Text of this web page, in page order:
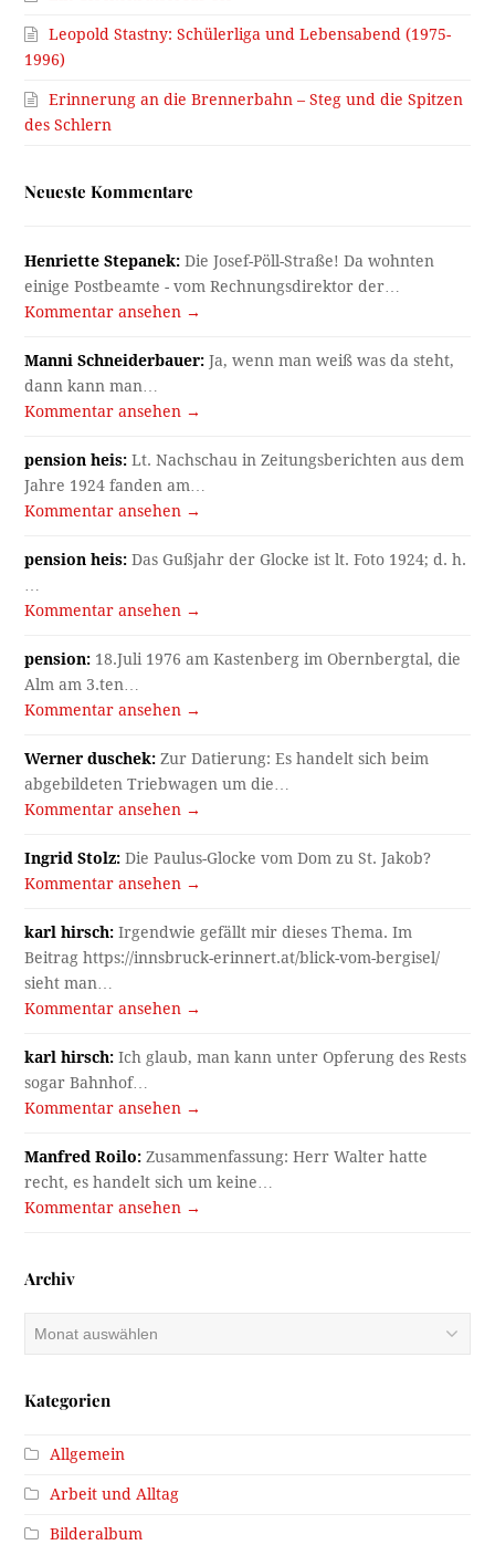
Leopold Stastny: Schülerliga und Lebensabend (1975-
1996)
Erinnerung an die Brennerbahn – Steg und die Spitzen
des Schlern
Neueste Kommentare
Henriette Stepanek: Die Josef-Pöll-Straße! Da wohnten
einige Postbeamte - vom Rechnungsdirektor der…
Kommentar ansehen →
Manni Schneiderbauer: Ja, wenn man weiß was da steht,
dann kann man…
Kommentar ansehen →
pension heis: Lt. Nachschau in Zeitungsberichten aus dem
Jahre 1924 fanden am…
Kommentar ansehen →
pension heis: Das Gußjahr der Glocke ist lt. Foto 1924; d. h.
…
Kommentar ansehen →
pension: 18.Juli 1976 am Kastenberg im Obernbergtal, die
Alm am 3.ten…
Kommentar ansehen →
Werner duschek: Zur Datierung: Es handelt sich beim
abgebildeten Triebwagen um die…
Kommentar ansehen →
Ingrid Stolz: Die Paulus-Glocke vom Dom zu St. Jakob?
Kommentar ansehen →
karl hirsch: Irgendwie gefällt mir dieses Thema. Im
Beitrag https://innsbruck-erinnert.at/blick-vom-bergisel/
sieht man…
Kommentar ansehen →
karl hirsch: Ich glaub, man kann unter Opferung des Rests
sogar Bahnhof…
Kommentar ansehen →
Manfred Roilo: Zusammenfassung: Herr Walter hatte
recht, es handelt sich um keine…
Kommentar ansehen →
Archiv
Archiv
Kategorien
Allgemein
Arbeit und Alltag
Bilderalbum